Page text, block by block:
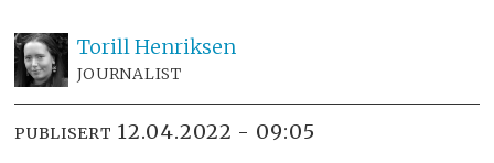
TorillHenriksen
JOURNALIST
PUBLISERT 12.04.2022 - 09:05